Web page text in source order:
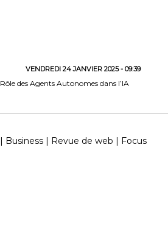
VENDREDI 24 JANVIER 2025 - 09:39
Rôle des Agents Autonomes dans l’IA
| Business | Revue de web | Focus